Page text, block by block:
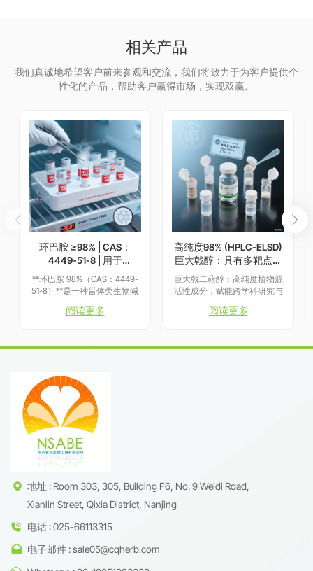
相关产品
我们真诚地希望客户前来参观和交流，我们将致力于为客户提供个
性化的产品，帮助客户赢得市场，实现双赢。
环巴胺 ≥98% | CAS：
4449-51-8 | 用于
Hedgehog信号通路相关
研究
**环巴胺 98%（CAS：4449-
51-8）**是一种甾体类生物碱
号通路相关的科研探索。该化
化特性，广泛应用于信号通路
等基础研究中。产品为高纯度
科研级原料，适用于化学合
成、结构分析及相关领域的实
验研究。 &nbsp; 注意：本品
仅用于科研用途，不用于临床
诊断或治疗。
阅读更多
高纯度98% (HPLC-ELSD)
巨大戟醇：具有多靶点生
物活性潜力的研究级成分
— 应用于皮肤健康与机制
巨大戟二萜醇：高纯度植物源
活性成分，赋能跨学科研究与
是从天然植物中精制提取的高
证），严格遵循国际质量标准
阅读更多
地址 : Room 303, 305, Building F6, No. 9 Weidi Road,
Xianlin Street, Qixia District, Nanjing
电话 : 025-66113315
电子邮件 : sale05@cqherb.com